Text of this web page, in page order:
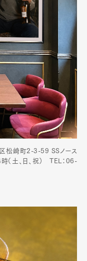
松崎町2-3-59 SSノース
土、日、祝） TEL：06-